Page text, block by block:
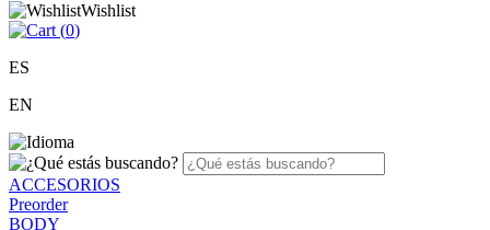
Wishlist
(0)
ES
EN
ACCESORIOS
Preorder
BODY